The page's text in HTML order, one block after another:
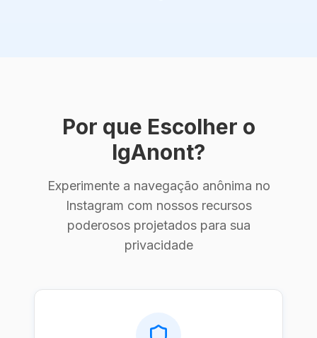
Por que Escolher o
IgAnont?
Experimente a navegação anônima no
Instagram com nossos recursos
poderosos projetados para sua
privacidade